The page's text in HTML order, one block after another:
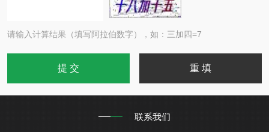
请输入计算结果（填写阿拉伯数字），如：三加四=7
联系我们